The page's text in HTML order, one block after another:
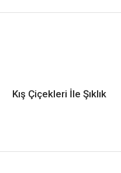
Kış Çiçekleri İle Şıklık